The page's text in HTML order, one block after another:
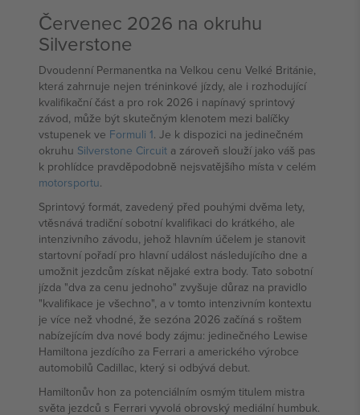
Červenec 2026 na okruhu
Silverstone
Dvoudenní Permanentka na Velkou cenu Velké Británie,
která zahrnuje nejen tréninkové jízdy, ale i rozhodující
kvalifikační část a pro rok 2026 i napínavý sprintový
závod, může být skutečným klenotem mezi balíčky
vstupenek ve Formuli 1. Je k dispozici na jedinečném
okruhu Silverstone Circuit a zároveň slouží jako váš pas
k prohlídce pravděpodobně nejsvatějšího místa v celém
motorsportu.
Sprintový formát, zavedený před pouhými dvěma lety,
vtěsnává tradiční sobotní kvalifikaci do krátkého, ale
intenzivního závodu, jehož hlavním účelem je stanovit
startovní pořadí pro hlavní událost následujícího dne a
umožnit jezdcům získat nějaké extra body. Tato sobotní
jízda "dva za cenu jednoho" zvyšuje důraz na pravidlo
"kvalifikace je všechno", a v tomto intenzivním kontextu
je více než vhodné, že sezóna 2026 začíná s roštem
nabízejícím dva nové body zájmu: jedinečného Lewise
Hamiltona jezdícího za Ferrari a amerického výrobce
automobilů Cadillac, který si odbývá debut.
Hamiltonův hon za potenciálním osmým titulem mistra
světa jezdců s Ferrari vyvolá obrovský mediální humbuk.